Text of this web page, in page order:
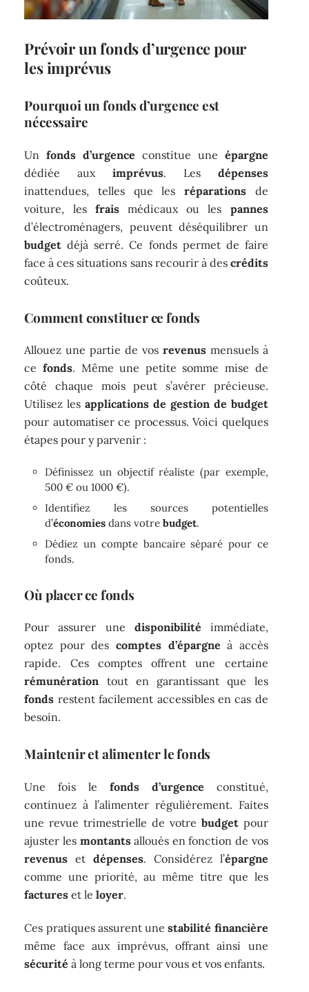
Prévoir un fonds d’urgence pour
les imprévus
Pourquoi un fonds d’urgence est
nécessaire
Unfonds d’urgence constitue une épargne
dédiée aux imprévus. Les dépenses
inattendues, telles que les réparationsde
voiture, les fraismédicaux ou les pannes
d’électroménagers, peuvent déséquilibrer un
budget déjà serré. Ce fonds permet de faire
face à ces situations sans recourir à des crédits
coûteux.
Comment constituer ce fonds
Allouez une partie de vos revenusmensuels à
ce fonds. Même une petite somme mise de
côté chaque mois peut s’avérer précieuse.
Utilisez lesapplications de gestion de budget
pour automatiser ce processus. Voici quelques
étapes pour y parvenir :
Définissez un objectif réaliste (par exemple,
500 € ou 1000 €).
Identifiez les sources potentielles
d’économies dans votrebudget.
Dédiez un compte bancaire séparé pour ce
fonds.
Où placer ce fonds
Pour assurer une disponibilité immédiate,
optez pour des comptes d’épargne à accès
rapide. Ces comptes offrent une certaine
rémunération tout en garantissant que les
fonds restent facilement accessibles en cas de
besoin.
Maintenir et alimenter le fonds
Une fois le fonds d’urgence constitué,
continuez à l’alimenter régulièrement. Faites
une revue trimestrielle de votre budgetpour
ajuster les montantsalloués en fonction de vos
revenus et dépenses. Considérez l’épargne
comme une priorité, au même titre que les
factures et leloyer.
Ces pratiques assurent unestabilité financière
même face aux imprévus, offrant ainsi une
sécurité à long terme pour vous et vos enfants.